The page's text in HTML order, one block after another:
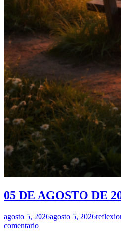
05 DE AGOSTO DE
agosto 5, 2026agosto 5, 2026
comentario